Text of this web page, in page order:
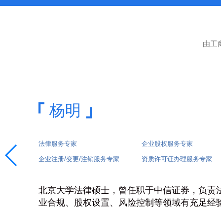
由工
王芬
法律服务专家 知识产权服务专家
企业注册/变更/注销服务专家 资质许可证办理服务专家
北京大学法律硕士，曾就职于58同城，负责法
小企业发展过程中的各种法律、政务服务需求